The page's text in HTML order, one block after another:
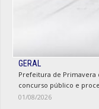
GERAL
Prefeitura de Primavera
concurso público e
01/08/2026